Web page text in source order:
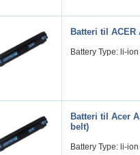
Batteri til ACER
Battery Type: li-
Batteri til Acer
belt)
Battery Type: li-